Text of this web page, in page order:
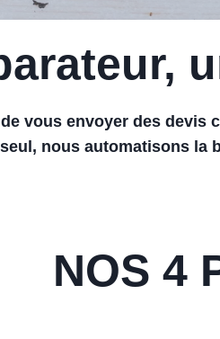
vous envoyer des
nous automatisons
NOS 4